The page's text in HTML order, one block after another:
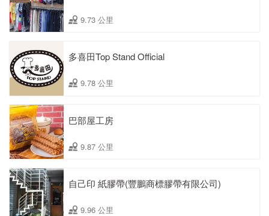
9.73 公里
多喜田Top Stand Official
9.78 公里
巴部屋工房
9.87 公里
自己印 紙膠帶(豐鵬商標膠帶有限公司)
9.96 公里